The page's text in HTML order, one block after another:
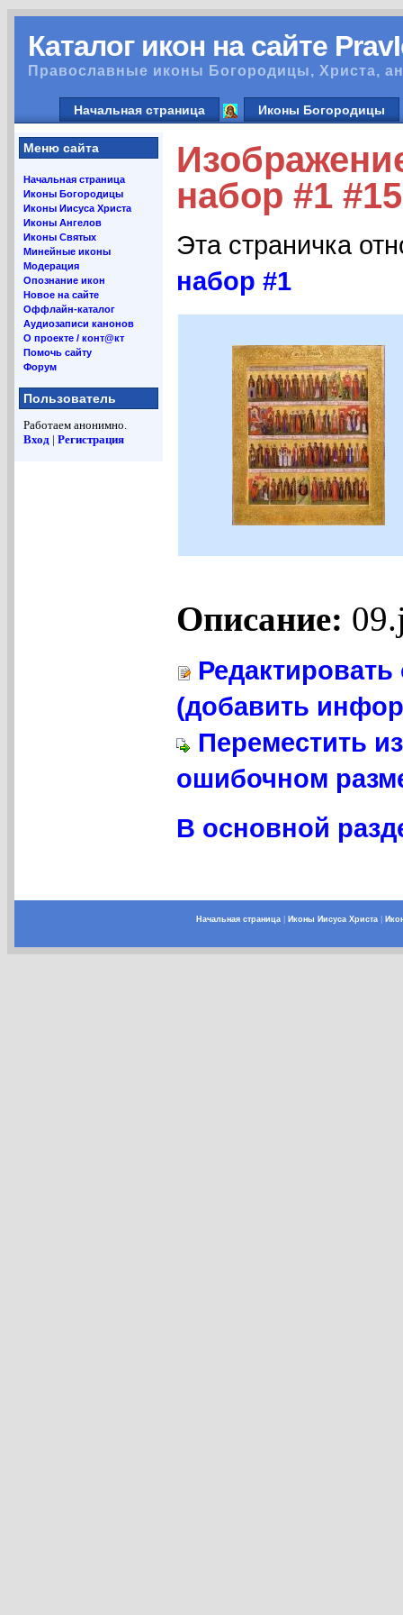
Каталог икон на сайте
Православные иконы Богородицы, Христа,
Начальная страница Иконы Богородицы
Меню сайта
Начальная страница
Иконы Богородицы
Иконы Иисуса Христа
Иконы Ангелов
Иконы Святых
Минейные иконы
Модерация
Опознание икон
Новое на сайте
Оффлайн-каталог
Аудиозаписи канонов
О проекте / конт@кт
Помочь сайту
Форум
Пользователь
Работаем анонимно.
Вход | Регистрация
набор #1
Эта страничка
набор #1
Описание:
(добавить
Переместить
ошибочном
В основной
Начальная страница| Иконы Иисуса Христа|